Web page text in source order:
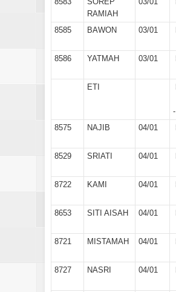
RAMIAH
8585
BAWON 03/01
8586
YATMAH 03/01
ETI
-
8575
NAJIB 04/01
8529
SRIATI 04/01
8722
KAMI 04/01
8653
SITI AISAH 04/01
8721
MISTAMAH 04/01
8727
NASRI 04/01